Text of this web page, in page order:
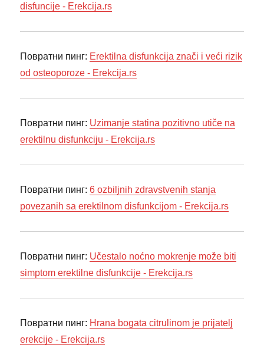
disfuncije - Erekcija.rs
Повратни пинг: Erektilna disfunkcija znači i veći rizik
od osteoporoze - Erekcija.rs
Повратни пинг: Uzimanje statina pozitivno utiče na
erektilnu disfunkciju - Erekcija.rs
Повратни пинг:6 ozbiljnih zdravstvenih stanja
povezanih sa erektilnom disfunkcijom - Erekcija.rs
Повратни пинг: Učestalo noćno mokrenje može biti
simptom erektilne disfunkcije - Erekcija.rs
Повратни пинг: Hrana bogata citrulinom je prijatelj
erekcije - Erekcija.rs